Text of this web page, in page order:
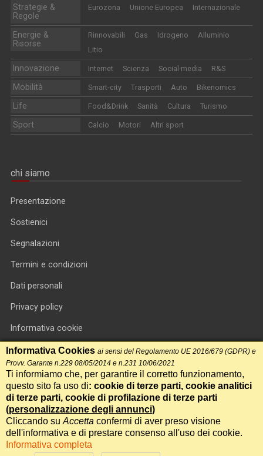
Strategie &
Regole
Eurozona Unione Europea Internazionale
Energie &
Risorse
Rinnovabili Gas Idrogeno
Alluminio
Litio
Innovazione Internet Scienza Social media R&S
Mobilità Smart-city Trasporti Auto Bikenomics
Life Food&Drink Sanità Cultura Turismo
Sport Calcio Motori Altri sport
chi siamo
Presentazione
Sostienici
Segnalazioni
Termini e condizioni
Dati personali
Privacy policy
Informativa cookie
RSS feed
RSS Top News
Contatti
International Communication S.r.l. • P.IVA 14478081004 • Testata
giornalistica n.191, reg. Tribunale di Roma del 14/12/2017
Informativa Cookies ai sensi del Regolamento UE 2016/679 (GDPR) e
Provv. Garante n.229 08/05/2014 e n.231 10/06/2021
Ti informiamo che, per garantire il corretto funzionamento,
questo sito fa uso di: cookie di terze parti, cookie analitici
di terze parti, cookie di profilazione di terze parti
(personalizzazione degli annunci)
Cliccando su Accetta confermi di aver preso visione
dell'informativa e di prestare consenso all'uso dei cookie.
Informativa completa